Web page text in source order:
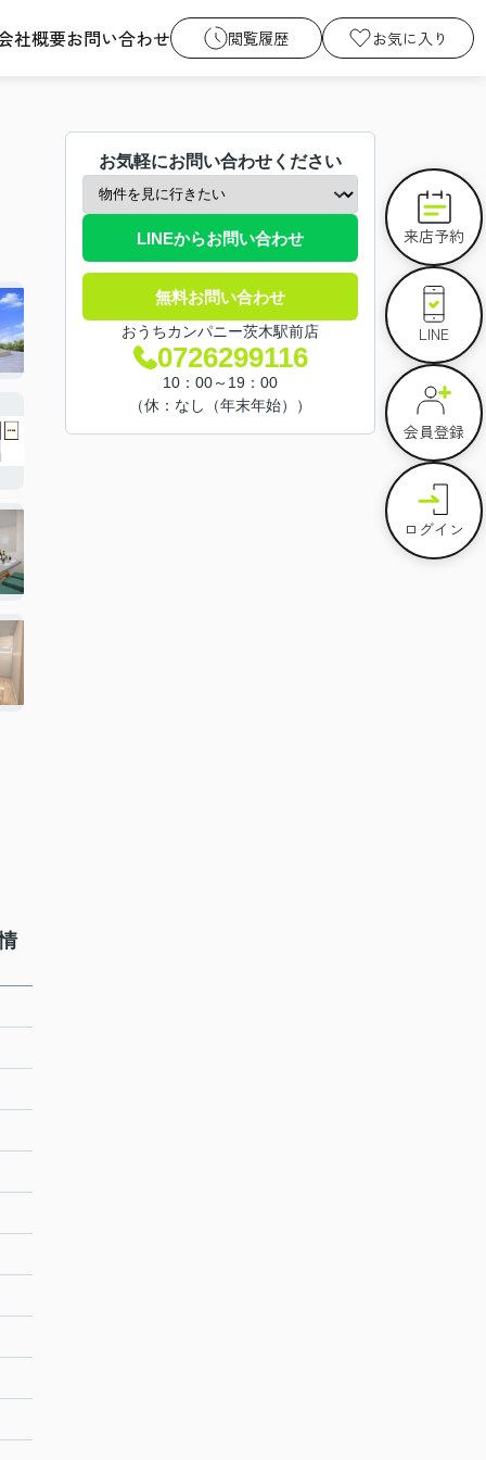
社概要お問い合わせ 閲覧履歴 お気に入り
お気軽にお問い合わせください
LINEからお問い合わせ
無料お問い合わせ
おうちカンパニー茨木駅前店
0726299116
10：00～19：00
（休：なし（年末年始））
来店予約
LINE
会員登録
ログイン